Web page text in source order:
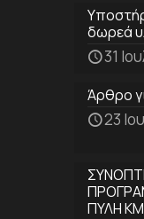
δωρεά
31
Άρθρο
23
ΠΥΛΗ